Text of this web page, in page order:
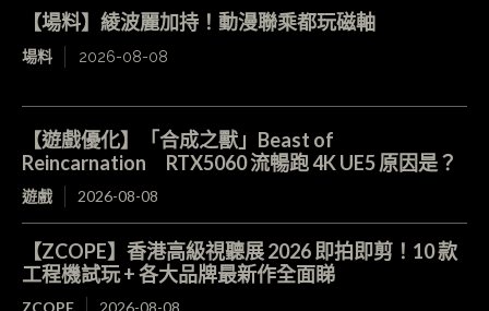
【場料】綾波麗加持！動漫聯乘都玩磁軸
場料 2026-08-08
【遊戲優化】「合成之獸」Beast of
Reincarnation RTX5060 流暢跑 4K UE5 原因是？
遊戲 2026-08-08
【ZCOPE】香港高級視聽展 2026 即拍即剪！10 款
工程機試玩 + 各大品牌最新作全面睇
ZCOPE 2026-08-08